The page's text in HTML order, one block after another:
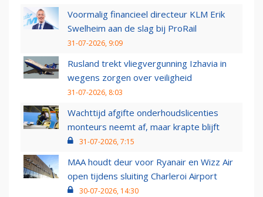
Voormalig financieel directeur KLM Erik
Swelheim aan de slag bij ProRail
31-07-2026, 9:09
Rusland trekt vliegvergunning Izhavia in
wegens zorgen over veiligheid
31-07-2026, 8:03
Wachttijd afgifte onderhoudslicenties
monteurs neemt af, maar krapte blijft
31-07-2026, 7:15
MAA houdt deur voor Ryanair en Wizz Air
open tijdens sluiting Charleroi Airport
30-07-2026, 14:30